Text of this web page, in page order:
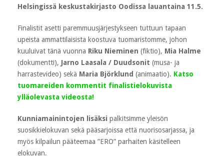
Helsingissä keskustakirjasto Oodissa lauantaina 11.5.
Finalistit asetti paremmuusjärjestykseen tuttuun tapaan
upeista ammattilaisista koostuva tuomaristomme, johon
kuuluivat tänä vuonna Riku Nieminen (fiktio), Mia Halme
(dokumentti), Jarno Laasala / Duudsonit (musa- ja
harrastevideo) sekä Maria Björklund (animaatio). Katso
tuomareiden kommentit finalistielokuvista
ylläolevasta videosta!
Kunniamainintojen lisäksi palkitsimme yleisön
suosikkielokuvan sekä pääsarjoissa että nuorisosarjassa, ja
myös kilpailun pääteemaa ”ERO” parhaiten käsitelleen
elokuvan.